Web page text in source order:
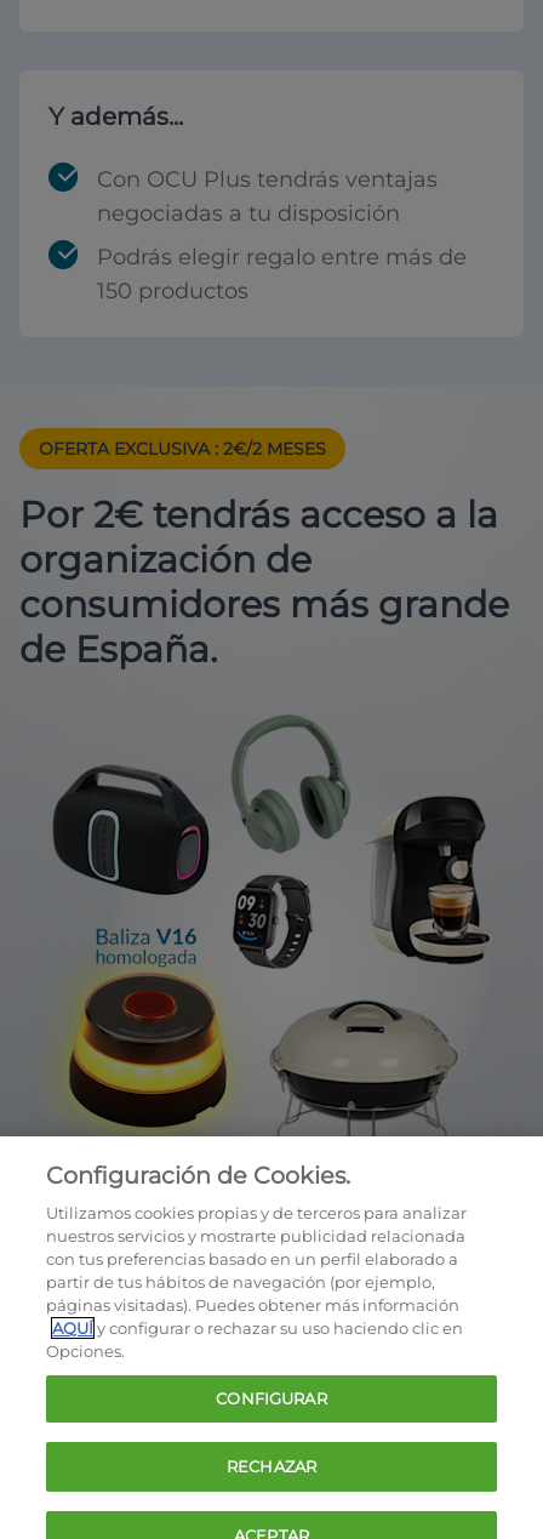
Y además...
Con OCU Plus tendrás ventajas
negociadas a tu disposición
Podrás elegir regalo entre más de
150 productos
OFERTA EXCLUSIVA : 2€/2 MESES
Por 2€ tendrás acceso a la
organización de
consumidores más grande
de España.
Cookies
Política de privacidad
Términos y condiciones de la oferta
Contacto
FAQ
Configuración de Cookies.
Utilizamos cookies propias y de terceros para analizar
nuestros servicios y mostrarte publicidad relacionada
con tus preferencias basado en un perfil elaborado a
partir de tus hábitos de navegación (por ejemplo,
páginas visitadas). Puedes obtener más información
AQUÍy configurar o rechazar su uso haciendo clic en
Opciones.
CONFIGURAR
RECHAZAR